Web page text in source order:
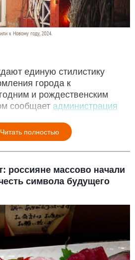
к Новому году, 2024.
единую стилистику
города к
и рождественским
сообщает администрация
Читать полностью
россияне массово начали
символа будущего